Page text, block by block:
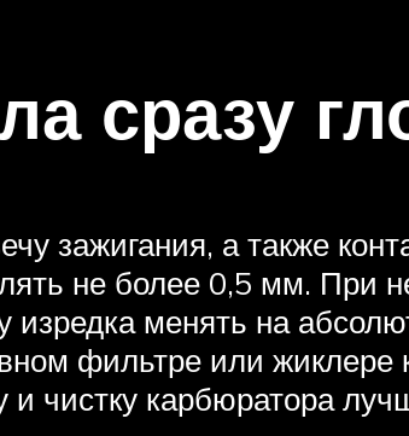
сразу
зажигания, а также
не более 0,5 мм. При
изредка менять на
фильтре или
и чистку карбюратора